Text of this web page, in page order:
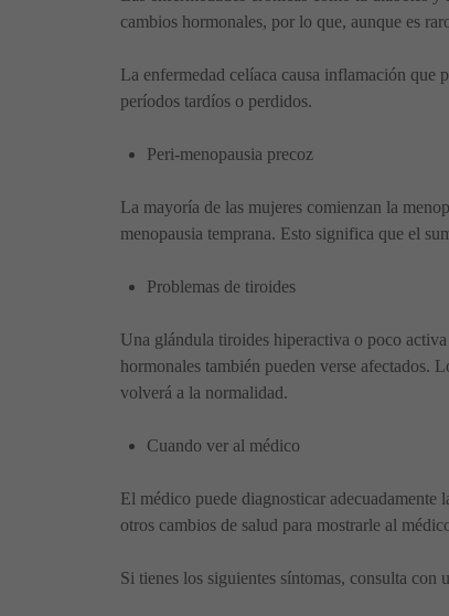
cambios hormonales, por lo que, aunque es
La enfermedad celíaca causa inflamación que
períodos tardíos o perdidos.
Peri-menopausia precoz
La mayoría de las mujeres comienzan la
menopausia temprana. Esto significa que el
Problemas de tiroides
Una glándula tiroides hiperactiva o poco
hormonales también pueden verse afectados.
volverá a la normalidad.
Cuando ver al médico
El médico puede diagnosticar
otros cambios de salud para mostrarle al
Si tienes los siguientes síntomas, consulta con